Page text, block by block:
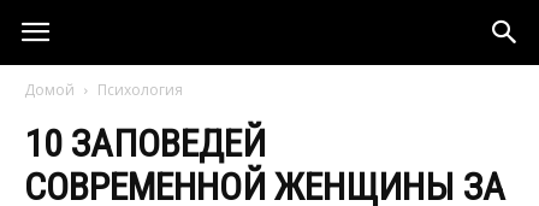
Домой Психология
10 ЗАПОВЕДЕЙ
СОВРЕМЕННОЙ ЖЕНЩИНЫ ЗА